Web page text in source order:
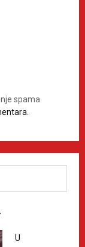
spama.
U